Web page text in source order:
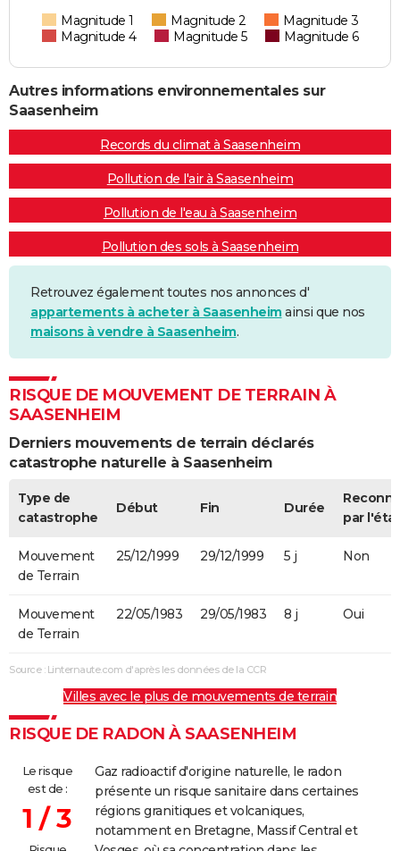
Magnitude 1 Magnitude 2
Magnitude 3
Magnitude 4
Magnitude 5 Magnitude 6
Autres informations environnementales sur
Saasenheim
Records du climat à Saasenheim
Pollution de l'air à Saasenheim
Pollution de l'eau à Saasenheim
Pollution des sols à Saasenheim
Retrouvez également toutes nos annonces d'
appartements à acheter à Saasenheim ainsi que nos
maisons à vendre à Saasenheim.
RISQUE DE MOUVEMENT DE TERRAIN À
SAASENHEIM
Derniers mouvements de terrain déclarés
catastrophe naturelle à Saasenheim
Type de
catastrophe
Début Fin Durée
par l'état
Mouvement
de Terrain
25/12/1999 29/12/1999 5 j Non
Mouvement
de Terrain
22/05/1983 29/05/1983 8 j Oui
Source : Linternaute.com d'après les données de la CCR
Villes avec le plus de mouvements de terrain
RISQUE DE RADON À SAASENHEIM
Le risque
est de :
1 / 3
Gaz radioactif d'origine naturelle, le radon
présente un risque sanitaire dans certaines
régions granitiques et volcaniques,
notamment en Bretagne, Massif Central et